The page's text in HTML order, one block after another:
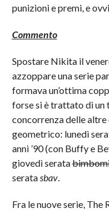
punizioni e premi, e
Commento
Spostare Nikita il
azzoppare una serie
formava un’ottima
forse si è trattato di un
concorrenza delle
geometrico: lunedì
anni ’90 (con Buffy e
giovedì serata
seratasbav.
Fra le nuove serie,